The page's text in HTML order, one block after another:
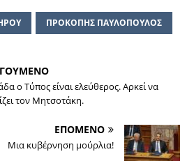
ΠΡΟΚΟΠΗΣ ΠΑΥΛΟΠΟΥΛΟΣ
ο Τύπος είναι ελεύθερος. Αρκεί να
τον Μητσοτάκη.
ΕΠΟΜΕΝΟ
Μια κυβέρνηση μούρλια!